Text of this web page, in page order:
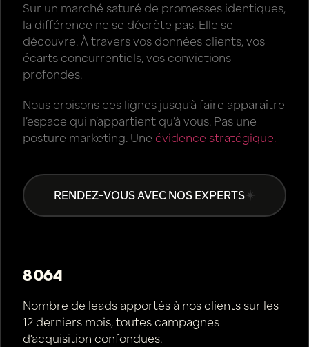
Sur un marché saturé de promesses identiques,
la différence ne se décrète pas. Elle se
découvre. À travers vos données clients, vos
écarts concurrentiels, vos convictions
profondes.
Nous croisons ces lignes jusqu’à faire apparaître
l’espace qui n’appartient qu’à vous. Pas une
posture marketing. Une évidence stratégique.
RENDEZ-VOUS AVEC NOS EXPERTS
8 064
Nombre de leads apportés à nos clients sur les
12 derniers mois, toutes campagnes
d’acquisition confondues.